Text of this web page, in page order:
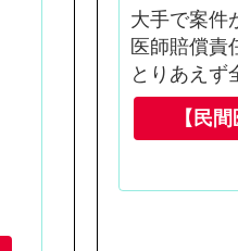
大手で案件
医師賠償責
とりあえず
【民